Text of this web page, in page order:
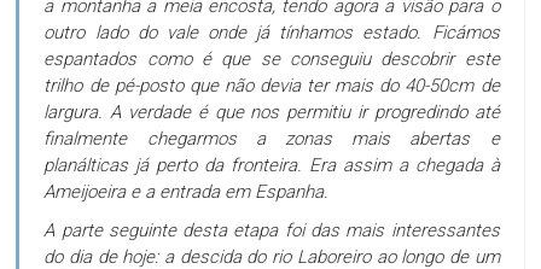
a montanha a meia encosta, tendo agora a visão para o
outro lado do vale onde já tínhamos estado. Ficámos
espantados como é que se conseguiu descobrir este
trilho de pé-posto que não devia ter mais do 40-50cm de
largura. A verdade é que nos permitiu ir progredindo até
finalmente chegarmos a zonas mais abertas e
planálticas já perto da fronteira. Era assim a chegada à
Ameijoeira e a entrada em Espanha.
A parte seguinte desta etapa foi das mais interessantes
do dia de hoje: a descida do rio Laboreiro ao longo de um